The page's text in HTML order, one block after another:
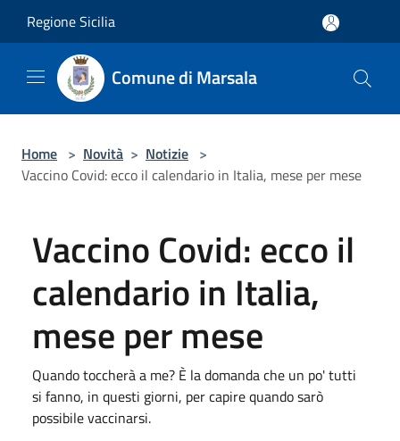
Regione Sicilia
Comune di Marsala
Home > Novità > Notizie >
Vaccino Covid: ecco il calendario in Italia, mese per mese
Vaccino Covid: ecco il
calendario in Italia,
mese per mese
Quando toccherà a me? È la domanda che un po' tutti
si fanno, in questi giorni, per capire quando sarò
possibile vaccinarsi.